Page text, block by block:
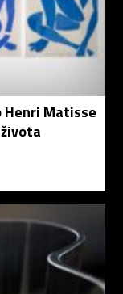
Henri Matisse